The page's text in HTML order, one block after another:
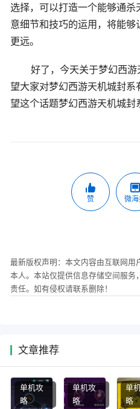
选择，可以打造一个能够通
意细节和技巧的运用，将能
更远。
好了，今天关于梦幻西
望大家对梦幻西游天机城封
望这个话题梦幻西游天机城封
赞 微海
最新版权声明：本文内容由互联网用
本人。本站仅提供信息存储空间服务
责任。如有侵权请联系删除！
文章推荐
单机攻
略
单机攻
略
单
略